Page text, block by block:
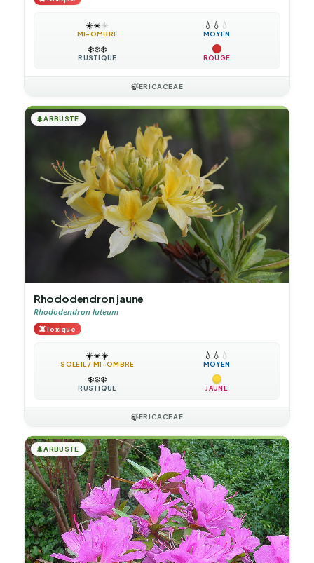
☀️☀️☀️
MI-OMBRE
💧 💧 💧
MOYEN
❄️❄️❄️
RUSTIQUE ROUGE
🍃ERICACEAE
🌲ARBUSTE
Rhododendron jaune
Rhododendron luteum
☠️Toxique
☀️☀️☀️
SOLEIL / MI-OMBRE
💧 💧 💧
MOYEN
❄️❄️❄️
RUSTIQUE JAUNE
🍃ERICACEAE
🌲ARBUSTE